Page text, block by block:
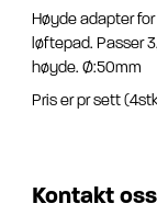
Høyde adapter
løftepad. Passer
høyde. Ø:50mm
Pris er pr sett
Kontakt oss